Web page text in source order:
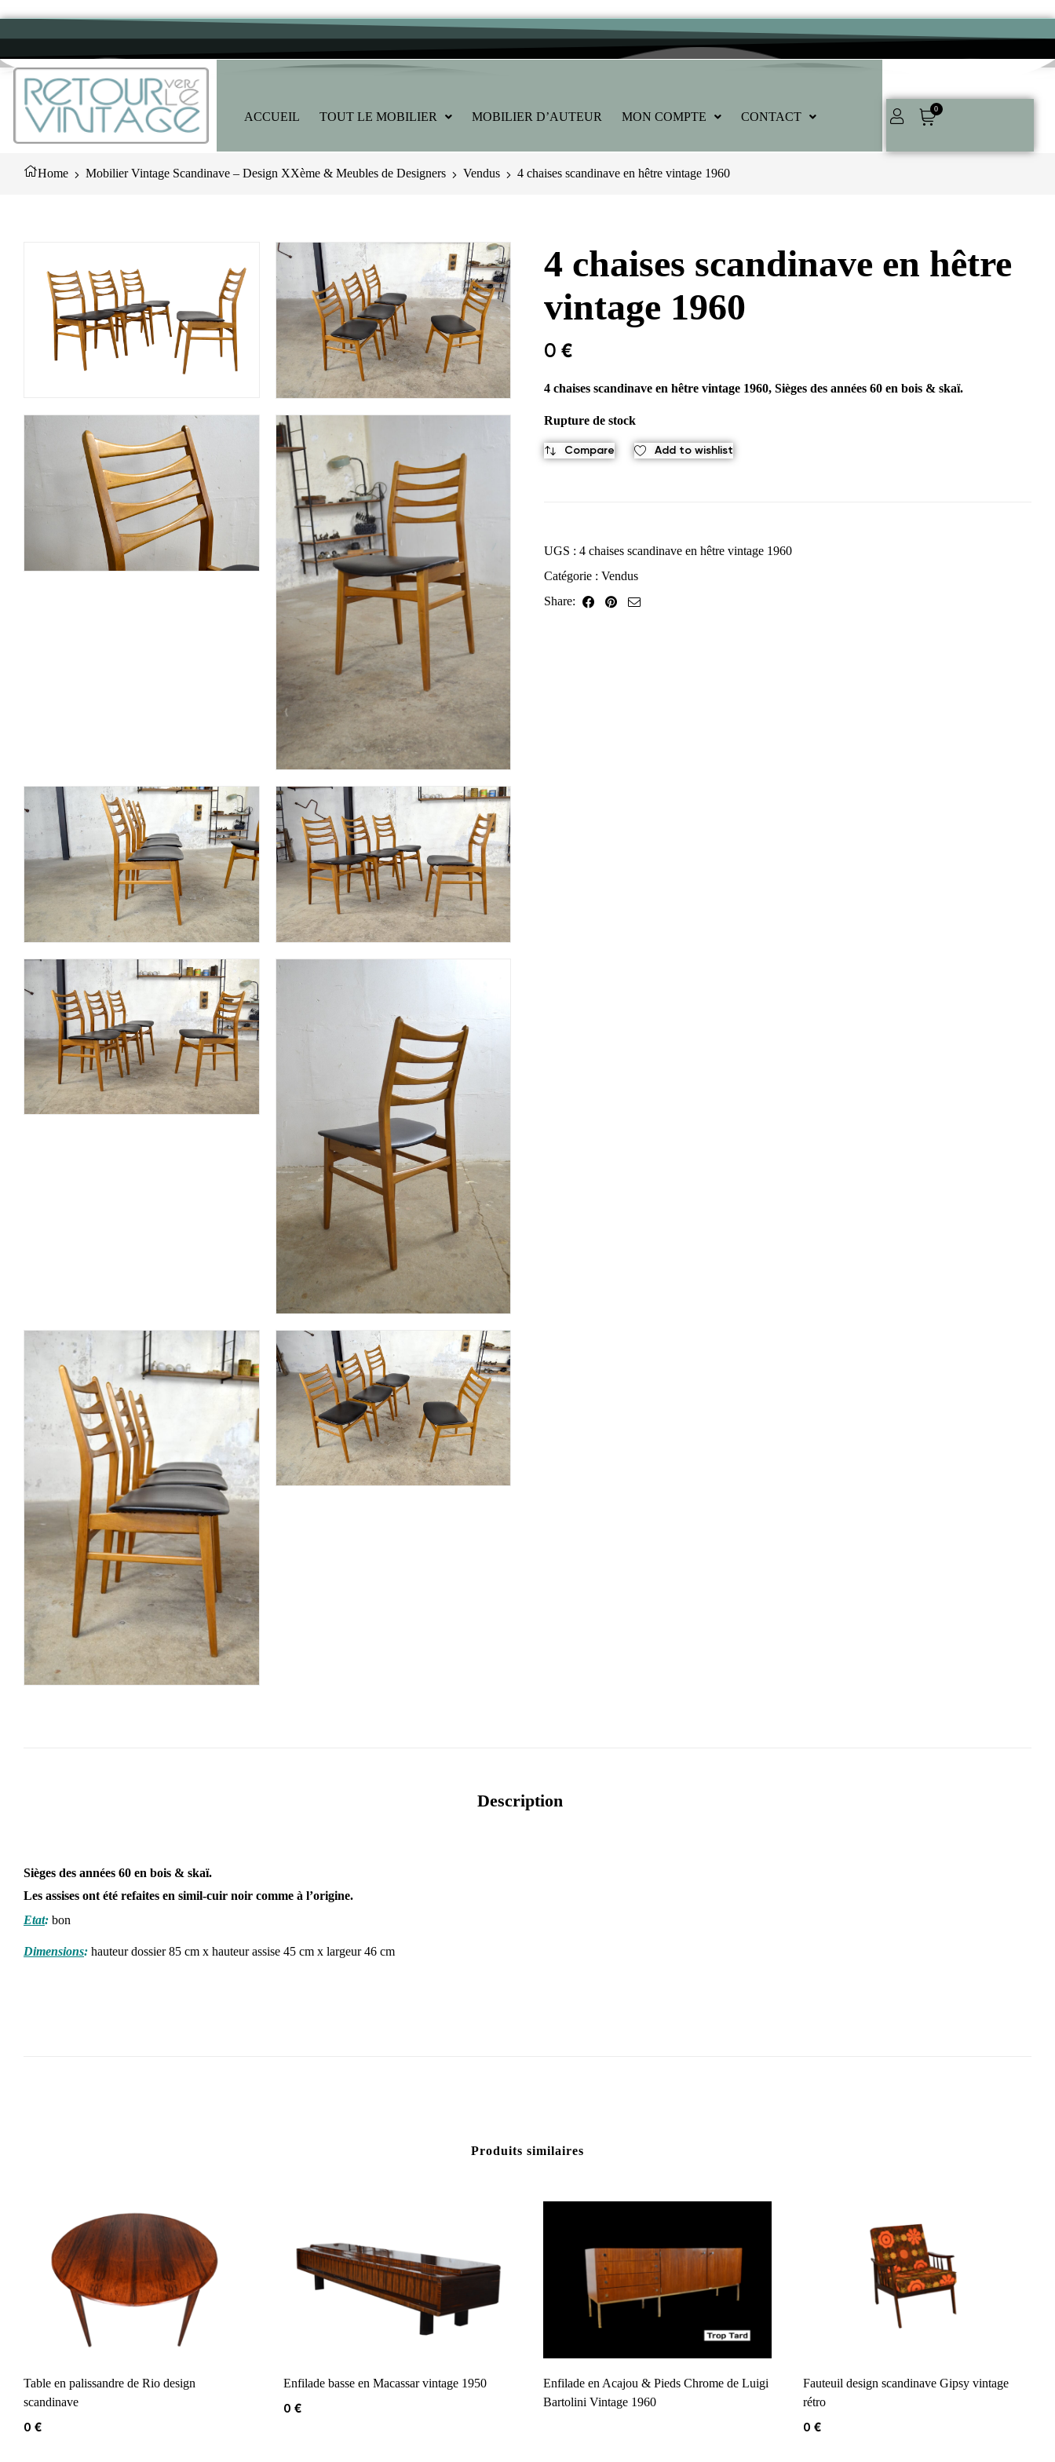
ACCUEIL TOUT LE MOBILIER MOBILIER D’AUTEUR MON COMPTE CONTACT
0
Home Mobilier Vintage Scandinave – Design XXème & Meubles de Designers Vendus 4 chaises scandinave en hêtre vintage 1960
4 chaises scandinave en hêtre
vintage 1960
0 €
4 chaises scandinave en hêtre vintage 1960, Sièges des années 60 en bois & skaï.
Rupture de stock
Compare Add to wishlist
UGS : 4 chaises scandinave en hêtre vintage 1960
Catégorie : Vendus
Share:
Description
Sièges des années 60 en bois & skaï.
Les assises ont été refaites en simil-cuir noir comme à l’origine.
Etat: bon
Dimensions: hauteur dossier 85 cm x hauteur assise 45 cm x largeur 46 cm
Produits similaires
Table en palissandre de Rio design
scandinave
0 €
Enfilade basse en Macassar vintage 1950
0 €
Enfilade en Acajou & Pieds Chrome de Luigi
Bartolini Vintage 1960
Fauteuil design scandinave Gipsy vintage
rétro
0 €